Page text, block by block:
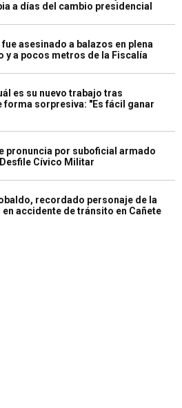
a días del cambio presidencial
asesinado a balazos en plena
y a pocos metros de la Fiscalía
es su nuevo trabajo tras
forma sorpresiva: "Es fácil ganar
pronuncia por suboficial armado
Cívico Militar
recordado personaje de la
accidente de tránsito en Cañete